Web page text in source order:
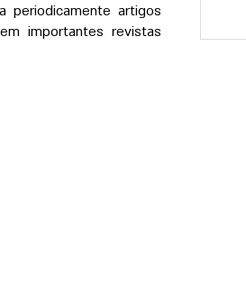
periodicamente artigos
importantes revistas